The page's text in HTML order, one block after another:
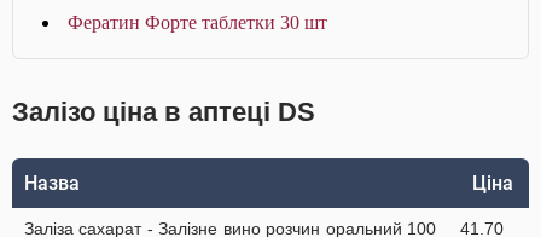
Фератин Форте таблетки 30 шт
Залізо ціна в аптеці DS
Назва Ціна
Заліза сахарат - Залізне вино розчин оральний 100
41.70